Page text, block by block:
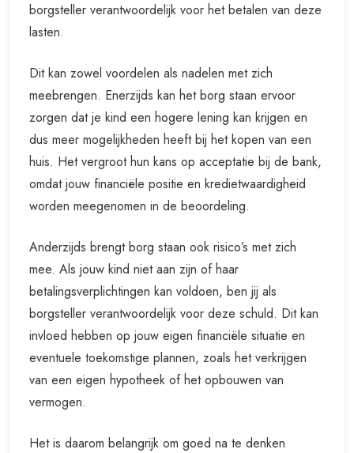
borgsteller verantwoordelijk voor het betalen van deze
lasten.
Dit kan zowel voordelen als nadelen met zich
meebrengen. Enerzijds kan het borg staan ervoor
zorgen dat je kind een hogere lening kan krijgen en
dus meer mogelijkheden heeft bij het kopen van een
huis. Het vergroot hun kans op acceptatie bij de bank,
omdat jouw financiële positie en kredietwaardigheid
worden meegenomen in de beoordeling.
Anderzijds brengt borg staan ook risico’s met zich
mee. Als jouw kind niet aan zijn of haar
betalingsverplichtingen kan voldoen, ben jij als
borgsteller verantwoordelijk voor deze schuld. Dit kan
invloed hebben op jouw eigen financiële situatie en
eventuele toekomstige plannen, zoals het verkrijgen
van een eigen hypotheek of het opbouwen van
vermogen.
Het is daarom belangrijk om goed na te denken